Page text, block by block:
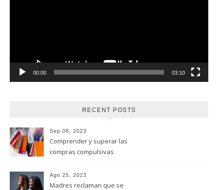
00:00 03:10
RECENT POSTS
Sep 08, 2023
Comprender y superar las
compras compulsivas
Ago 25, 2023
Madres reclaman que se